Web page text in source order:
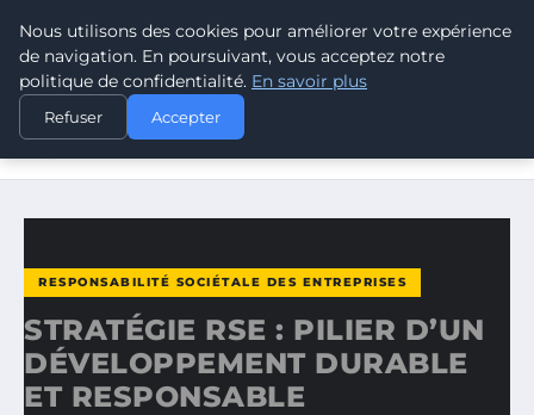
CLIMATE RESPONSE BLOG
ACCUEIL
RESPONSABILITÉ SOCIÉTALE DES ENTREPRISES
STRATÉGIE RSE : PILIER D’UN DÉVELOPPEMENT DURABLE
RESPONSABILITÉ SOCIÉTALE DES ENTREPRISES
STRATÉGIE RSE : PILIER D’UN
DÉVELOPPEMENT DURABLE
ET RESPONSABLE
Nous utilisons des cookies pour améliorer votre expérience
de navigation. En poursuivant, vous acceptez notre
politique de confidentialité. En savoir plus
Refuser Accepter